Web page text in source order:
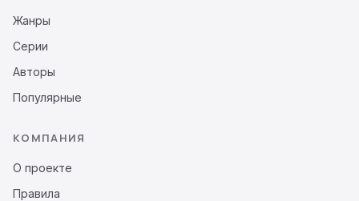
Жанры
Серии
Авторы
Популярные
КОМПАНИЯ
О проекте
Правила